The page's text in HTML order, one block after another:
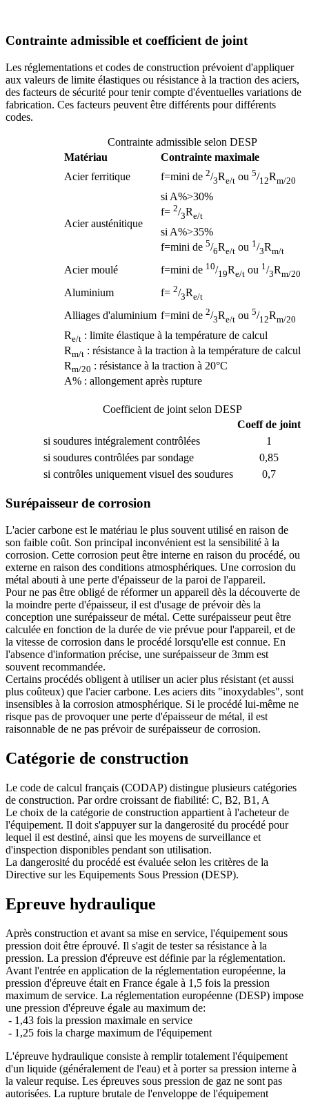
Contrainte admissible et coefficient de joint
Les réglementations et codes de construction prévoient d'appliquer
aux valeurs de limite élastiques ou résistance à la traction des aciers,
des facteurs de sécurité pour tenir compte d'éventuelles variations de
fabrication. Ces facteurs peuvent être différents pour différents
codes.
Contrainte admissible selon DESP
Matériau
Contrainte maximale
Acier ferritique
f=mini de 2/3Re/t ou 5/12Rm/20
Acier austénitique
si A%>30%
f= 2/3Re/t
si A%>35%
f=mini de 5/6Re/t ou 1 /3Rm/t
Acier moulé f=mini de 10/19Re/t ou 1 /3Rm/20
Aluminium f= 2/3Re/t
Alliages d'aluminium f=mini de 2/3Re/t ou 5/12Rm/20
Re/t : limite élastique à la température de calcul
Rm/t : résistance à la traction à la température de calcul
Rm/20 : résistance à la traction à 20°C
A% : allongement après rupture
Coefficient de joint selon DESP
Coeff de joint
si soudures intégralement contrôlées
1
si soudures contrôlées par sondage
0,85
si contrôles uniquement visuel des soudures
0,7
Surépaisseur de corrosion
L'acier carbone est le matériau le plus souvent utilisé en raison de
son faible coût. Son principal inconvénient est la sensibilité à la
corrosion. Cette corrosion peut être interne en raison du procédé, ou
externe en raison des conditions atmosphériques. Une corrosion du
métal abouti à une perte d'épaisseur de la paroi de l'appareil.
Pour ne pas être obligé de réformer un appareil dès la découverte de
la moindre perte d'épaisseur, il est d'usage de prévoir dès la
conception une surépaisseur de métal. Cette surépaisseur peut être
calculée en fonction de la durée de vie prévue pour l'appareil, et de
la vitesse de corrosion dans le procédé lorsqu'elle est connue. En
l'absence d'information précise, une surépaisseur de 3mm est
souvent recommandée.
Certains procédés obligent à utiliser un acier plus résistant (et aussi
plus coûteux) que l'acier carbone. Les aciers dits "inoxydables", sont
insensibles à la corrosion atmosphérique. Si le procédé lui-même ne
risque pas de provoquer une perte d'épaisseur de métal, il est
raisonnable de ne pas prévoir de surépaisseur de corrosion.
Catégorie de construction
Le code de calcul français (CODAP) distingue plusieurs catégories
de construction. Par ordre croissant de fiabilité: C, B2, B1, A
Le choix de la catégorie de construction appartient à l'acheteur de
l'équipement. Il doit s'appuyer sur la dangerosité du procédé pour
lequel il est destiné, ainsi que les moyens de surveillance et
d'inspection disponibles pendant son utilisation.
La dangerosité du procédé est évaluée selon les critères de la
Directive sur les Equipements Sous Pression (DESP).
Epreuve hydraulique
Après construction et avant sa mise en service, l'équipement sous
pression doit être éprouvé. Il s'agit de tester sa résistance à la
pression. La pression d'épreuve est définie par la réglementation.
Avant l'entrée en application de la réglementation européenne, la
pression d'épreuve était en France égale à 1,5 fois la pression
maximum de service. La réglementation européenne (DESP) impose
une pression d'épreuve égale au maximum de:
- 1,43 fois la pression maximale en service
- 1,25 fois la charge maximum de l'équipement
L'épreuve hydraulique consiste à remplir totalement l'équipement
d'un liquide (généralement de l'eau) et à porter sa pression interne à
la valeur requise. Les épreuves sous pression de gaz ne sont pas
autorisées. La rupture brutale de l'enveloppe de l'équipement